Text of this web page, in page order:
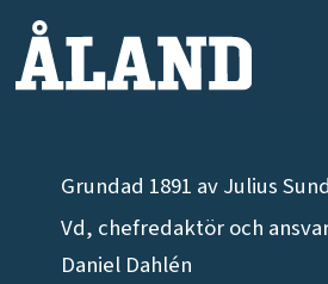
Grundad 1891 av Julius
Vd, chefredaktör och
Daniel Dahlén